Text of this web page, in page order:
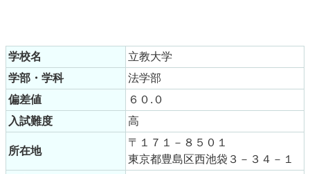
学校名
立教大学
学部・学科
法学部
偏差値
６０.０
入試難度
高
所在地
〒１７１－８５０１
東京都豊島区西池袋３－３４－１